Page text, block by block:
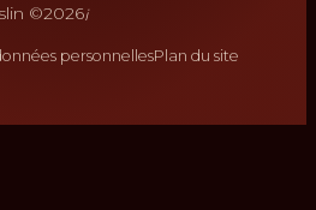
©2026
personnellesPlan du site